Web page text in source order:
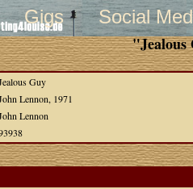
Gigs Social
"Jealous
Guy
Lennon, 1971
Lennon